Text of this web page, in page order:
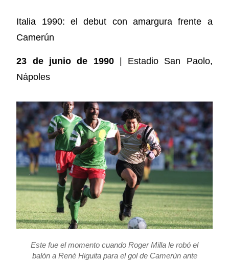
Italia 1990: el debut con amargura frente a
Camerún
23 de junio de 1990| Estadio San Paolo,
Nápoles
Este fue el momento cuando Roger Milla le robó el
balón a René Higuita para el gol de Camerún ante